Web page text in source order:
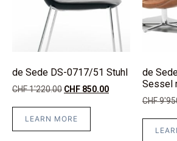
de Sede DS-0717/51 Stuhl
CHF1'220.00 CHF 850.00
LEARN MORE
de
Sessel
CHF